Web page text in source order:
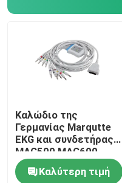
Καλώδιο της
Γερμανίας Marqutte
EKG και συνδετήρας
MAC500 MAC600
2104727-001 IEC
4.0Banana Leadwires
Καλύτερη τιμή